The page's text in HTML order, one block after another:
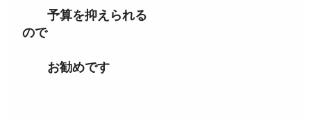
予算を抑えられる
ので
お勧めです